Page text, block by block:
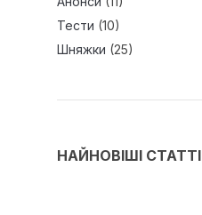
Тести (10)
Шняжки (25)
НАЙНОВІШІ СТАТТІ